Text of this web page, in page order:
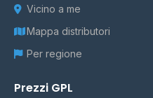
Vicino a me
Mappa distributori
Per regione
Prezzi GPL